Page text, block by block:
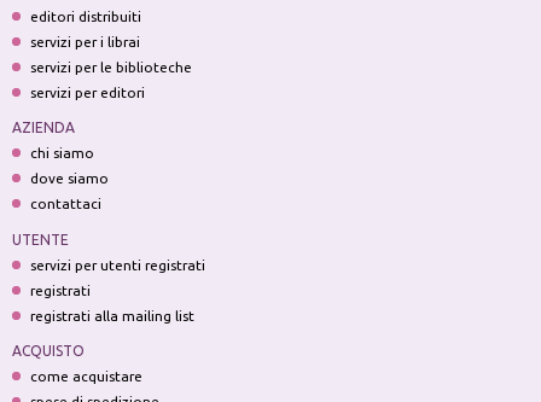
editori distribuiti
servizi per i librai
servizi per le biblioteche
servizi per editori
AZIENDA
chi siamo
dove siamo
contattaci
UTENTE
servizi per utenti registrati
registrati
registrati alla mailing list
ACQUISTO
come acquistare